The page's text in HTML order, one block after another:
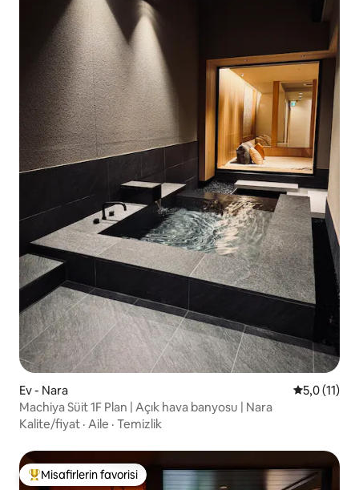
Ev - Nara 55,0 (11)
Machiya Süit 1F Plan | Açık hava banyosu | Nara
Kalite/fiyat · Aile · Temizlik
Misafirlerin favorilerinden en beğenilenler arasında
Misafirlerin favorisi